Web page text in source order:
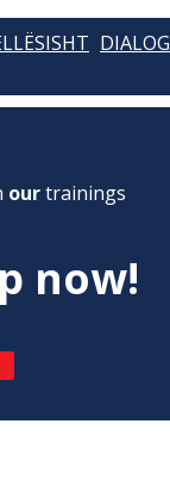
DIALOG
ourtrainings
now!